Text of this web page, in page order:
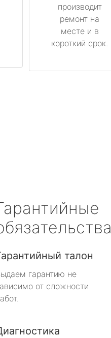
производит
ремонт на
месте и в
короткий срок.
талон
гарантию не
от сложности